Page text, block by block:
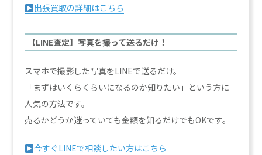
出張買取の詳細はこちら
【LINE査定】写真を撮って送るだけ！
スマホで撮影した写真をLINEで送るだけ。
「まずはいくらくらいになるのか知りたい」という方に
人気の方法です。
売るかどうか迷っていても金額を知るだけでもOKです。
今すぐLINEで相談したい方はこちら